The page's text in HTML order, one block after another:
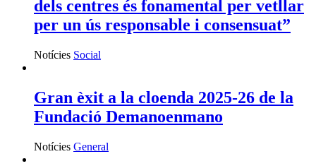
dels centres és fonamental per vetllar
per un ús responsable i consensuat”
Notícies Social
Gran èxit a la cloenda 2025-26 de la
Fundació Demanoenmano
Notícies General